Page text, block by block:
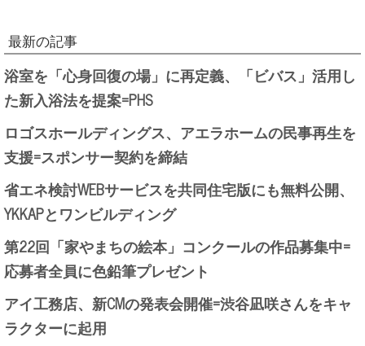
最新の記事
浴室を「心身回復の場」に再定義、「ビバス」活用し
た新入浴法を提案=PHS
ロゴスホールディングス、アエラホームの民事再生を
支援=スポンサー契約を締結
省エネ検討WEBサービスを共同住宅版にも無料公開、
YKKAPとワンビルディング
第22回「家やまちの絵本」コンクールの作品募集中=
応募者全員に色鉛筆プレゼント
アイ工務店、新CMの発表会開催=渋谷凪咲さんをキャ
ラクターに起用